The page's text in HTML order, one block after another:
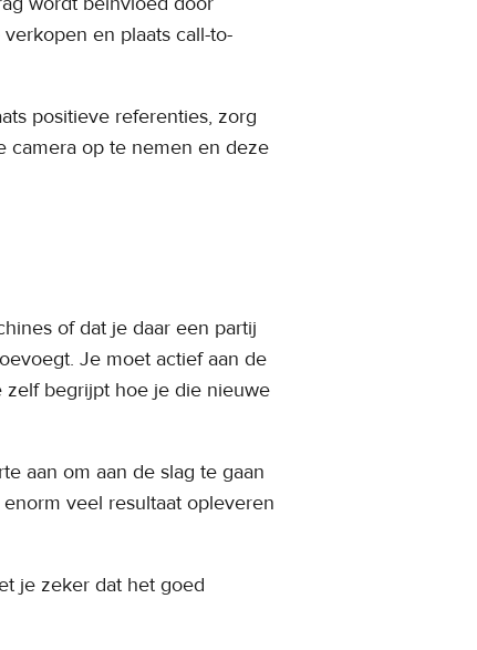
en plaats call-to-
positieve referenties, zorg
camera op te nemen en deze
of dat je daar een partij
Je moet actief aan de
zelf begrijpt hoe je die nieuwe
aan om aan de slag te gaan
veel resultaat opleveren
je zeker dat het goed